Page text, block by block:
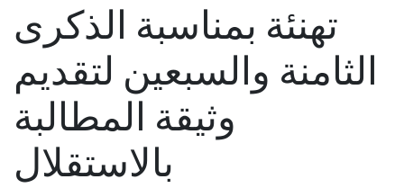
تهنئة بمناسبة الذكرى
الثامنة والسبعين لتقديم
وثيقة المطالبة
بالاستقلال